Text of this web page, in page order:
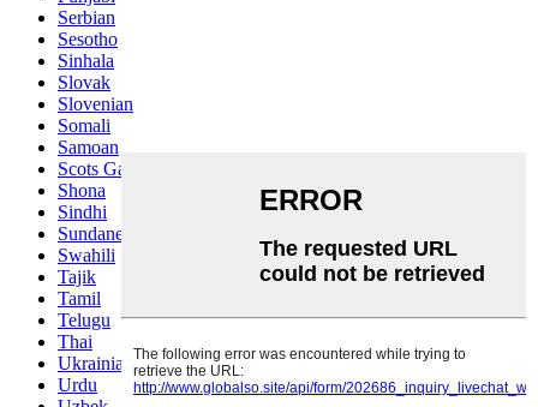
Serbian
Sesotho
Sinhala
Slovak
Slovenian
Somali
Samoan
Scots Gaelic
Shona
Sindhi
Sundanese
Swahili
Tajik
Tamil
Telugu
Thai
Ukrainian
Urdu